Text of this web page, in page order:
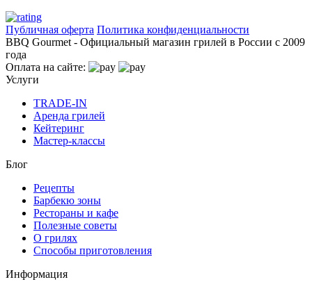
Публичная оферта Политика конфиденциальности
BBQ Gourmet - Официальный магазин грилей в России с 2009
года
Оплата на сайте:
Услуги
TRADE-IN
Аренда грилей
Кейтеринг
Мастер-классы
Блог
Рецепты
Барбекю зоны
Рестораны и кафе
Полезные советы
О грилях
Способы приготовления
Информация